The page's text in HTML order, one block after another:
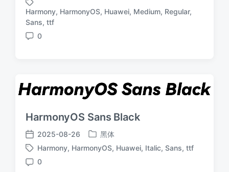
布
日
期
于
标
签
Harmony, HarmonyOS, Huawei, Medium, Regular,
Sans, ttf
评
0
HarmonyOS Sans Black
发
布
日
2025-08-26
发
布
黑体
标
签
Harmony, HarmonyOS, Huawei, Italic, Sans, ttf
评
0